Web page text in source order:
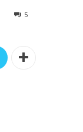
5